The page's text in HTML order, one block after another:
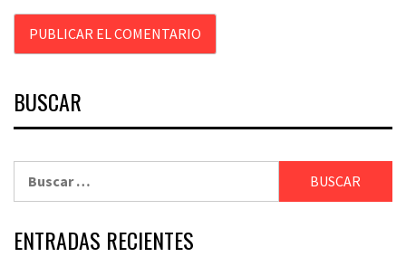
BUSCAR
ENTRADAS RECIENTES